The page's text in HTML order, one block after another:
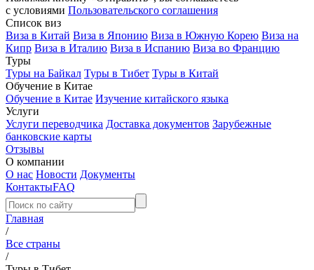
с условиями Пользовательского соглашения
Список виз
Виза в Китай Виза в Японию Виза в Южную Корею Виза на
Кипр Виза в Италию Виза в Испанию Виза во Францию
Туры
Туры на Байкал Туры в Тибет Туры в Китай
Обучение в Китае
Обучение в Китае Изучение китайского языка
Услуги
Услуги переводчика Доставка документов Зарубежные
банковские карты
Отзывы
О компании
О нас Новости Документы
КонтактыFAQ
Главная
/
Все страны
/